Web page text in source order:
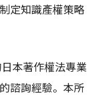
定知識產權策略
本著作權法專業
諮詢經驗。本所